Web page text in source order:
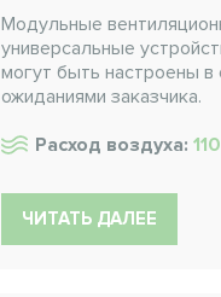
Модульные
универсальные
могут быть настроены в
ожиданиями заказчика.
Расход воздуха:
ЧИТАТЬ ДАЛЕЕ